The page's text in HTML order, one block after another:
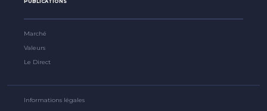
PUBLICATIONS
Marché
Valeurs
Le Direct
Informations légales